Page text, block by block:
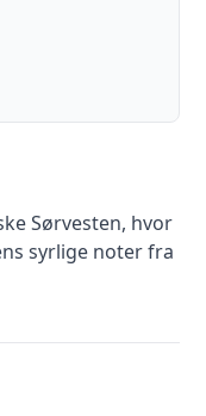
Sørvesten, hvor
syrlige noter fra